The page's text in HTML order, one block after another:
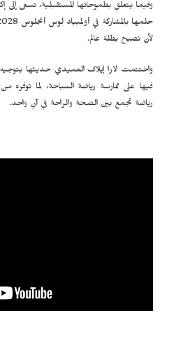
وفيما يتعلق بطموحاتها المستقبلية، تسعى
لأن تصبح بطلة عالم.
واختتمت لارا إيلاف العميدي حديثها
فيها على ممارسة رياضة السباحة، لما توفره
رياضة تجمع بين الصحة والراحة في آنٍ واحد.